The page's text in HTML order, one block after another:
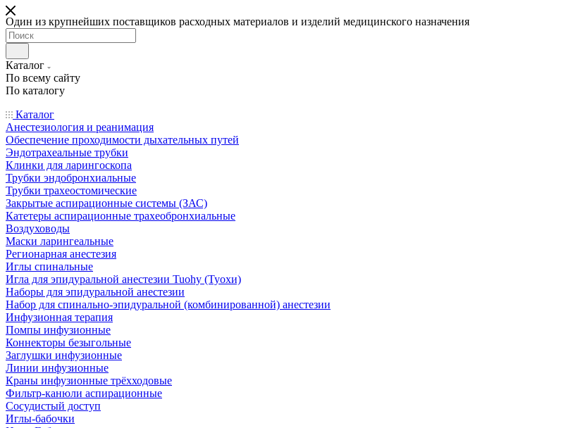
Один из крупнейших поставщиков расходных материалов и изделий медицинского назначения
Каталог
По всему сайту
По каталогу
Каталог
Анестезиология и реанимация
Обеспечение проходимости дыхательных путей
Эндотрахеальные трубки
Клинки для ларингоскопа
Трубки эндобронхиальные
Трубки трахеостомические
Закрытые аспирационные системы (ЗАС)
Катетеры аспирационные трахеобронхиальные
Воздуховоды
Маски ларингеальные
Регионарная анестезия
Иглы спинальные
Игла для эпидуральной анестезии Tuohy (Туохи)
Наборы для эпидуральной анестезии
Набор для спинально-эпидуральной (комбинированной) анестезии
Инфузионная терапия
Помпы инфузионные
Коннекторы безыгольные
Заглушки инфузионные
Линии инфузионные
Краны инфузионные трёхходовые
Фильтр-канюли аспирационные
Сосудистый доступ
Иглы-бабочки